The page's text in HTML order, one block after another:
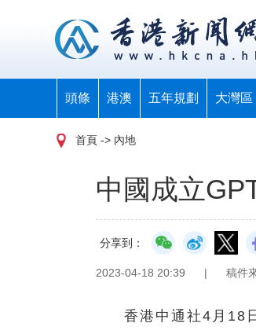
頭條 港澳 五年規劃 大灣區
首頁 -> 內地
中國成立
分享到：
2023-04-18 20:39 | 稿件
香港中通社4月18